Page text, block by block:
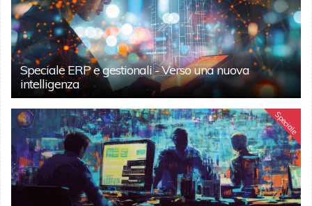
Speciale ERP e gestionali - Verso una nuova
intelligenza
Speciale